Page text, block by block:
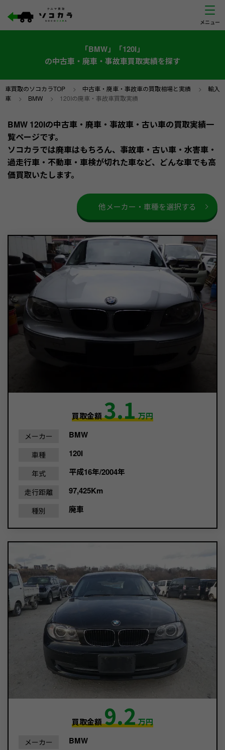
「BMW」「120I」
の中古車・廃車・事故車買取実績を探す
車買取のソコカラTOP > 中古車・廃車・事故車の買取相場と実績 > 輸入
車 > BMW > 120Iの廃車・事故車買取実績
BMW 120Iの中古車・廃車・事故車・古い車の買取実績一
覧ページです。
ソコカラでは廃車はもちろん、事故車・古い車・水害車・
過走行車・不動車・車検が切れた車など、どんな車でも高
価買取いたします。
他メーカー・車種を選択する
買取金額3.1万円
メーカー BMW
車種 120I
年式 平成16年/2004年
走行距離 97,425Km
種別 廃車
買取金額9.2万円
メーカー BMW